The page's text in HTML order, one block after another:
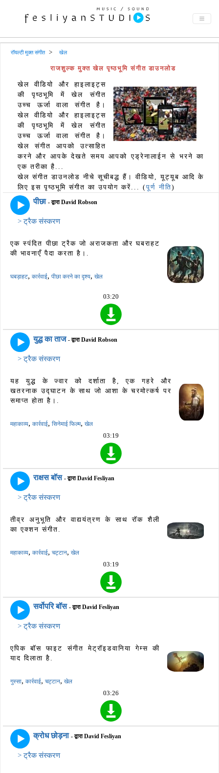
रॉयल्टी मुक्त संगीत खेल
राजशुल्क मुक्त खेल पृष्ठभूमि संगीत डाउनलोड
खेल वीडियो और हाइलाइट्स
की पृष्ठभूमि में खेल संगीत
उच्च ऊर्जा वाला संगीत है।
खेल वीडियो और हाइलाइट्स
की पृष्ठभूमि में खेल संगीत
उच्च ऊर्जा वाला संगीत है।
खेल संगीत आपको उत्साहित
करने और आपके देखते समय आपको एड्रेनालाईन से भरने का
एक तरीका है...
खेल संगीत डाउनलोड नीचे सूचीबद्ध हैं। वीडियो, यूट्यूब आदि के
लिए इस पृष्ठभूमि संगीत का उपयोग करें... (पूर्ण नीति)
पीछा - द्वारा David Robson
> ट्रैक संस्करण
एक स्पंदित पीछा ट्रैक जो अराजकता और घबराहट
की भावनाएँ पैदा करता है।.
घबड़ाहट, कार्रवाई, पीछा करने का दृश्य, खेल
03:20
युद्ध का ताज - द्वारा David Robson
> ट्रैक संस्करण
यह युद्ध के ज्वार को दर्शाता है, एक गहरे और
खतरनाक उद्घाटन के साथ जो आशा के चरमोत्कर्ष पर
समाप्त होता है।.
महाकाव्य, कार्रवाई, सिनेमाई फिल्म, खेल
03:19
राक्षस बॉस - द्वारा David Fesliyan
> ट्रैक संस्करण
तीव्र अनुभूति और वाद्ययंत्रण के साथ रॉक शैली
का एक्शन संगीत.
महाकाव्य, कार्रवाई, चट्टान, खेल
03:19
सर्वोपरि बॉस - द्वारा David Fesliyan
> ट्रैक संस्करण
एपिक बॉस फाइट संगीत मेट्रॉइडवानिया गेम्स की
याद दिलाता है.
गुस्सा, कार्रवाई, चट्टान, खेल
03:26
क्रोध छोड़ना - द्वारा David Fesliyan
> ट्रैक संस्करण